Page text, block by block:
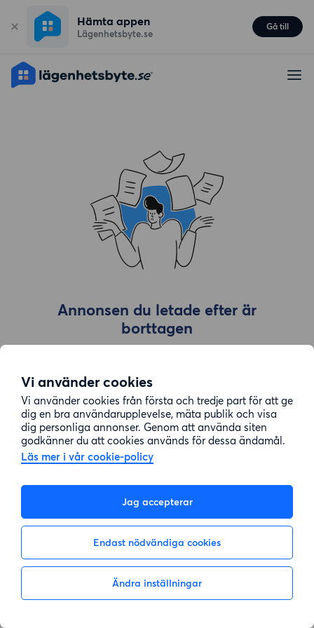
Vi använder cookies
Vi använder cookies från första och tredje part för att ge
dig en bra användarupplevelse, mäta publik och visa
dig personliga annonser. Genom att använda siten
godkänner du att cookies används för dessa ändamål.
Läs mer i vår cookie-policy
Jag accepterar
Endast nödvändiga cookies
Ändra inställningar
Hämta appen
Lägenhetsbyte.se
Gå till
Annonsen du letade efter är
borttagen
Gå till sök